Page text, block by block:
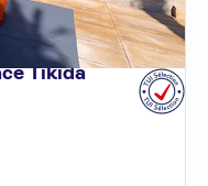
Tikida